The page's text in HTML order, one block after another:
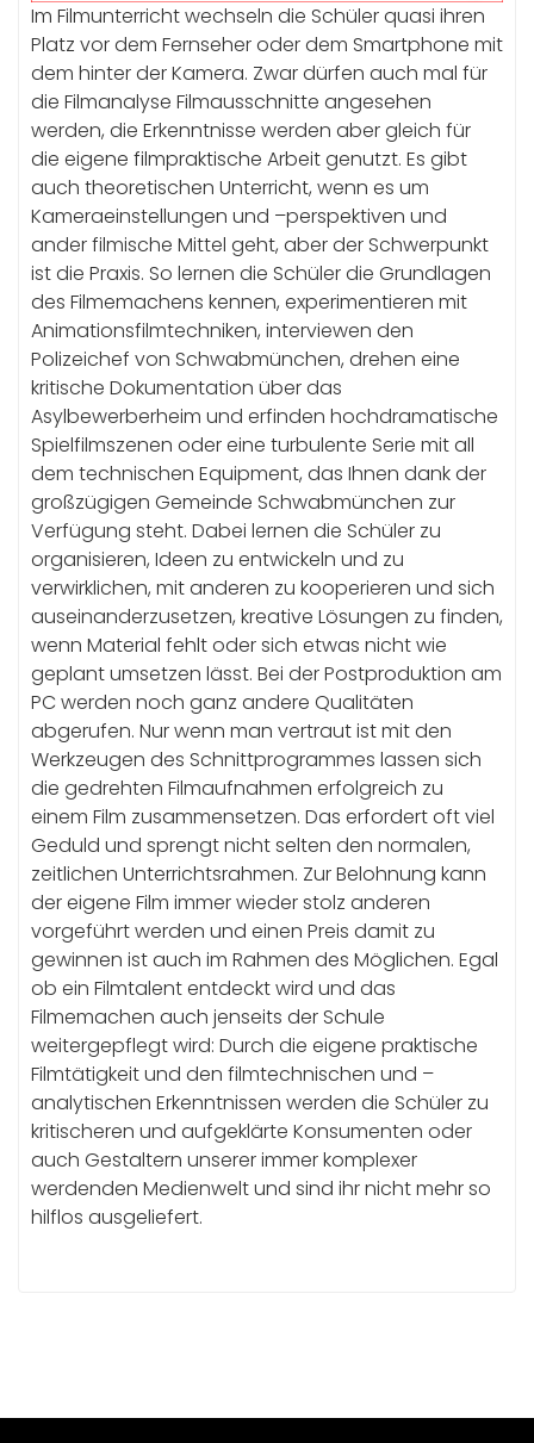
Im Filmunterricht wechseln die Schüler quasi ihren
Platz vor dem Fernseher oder dem Smartphone mit
dem hinter der Kamera. Zwar dürfen auch mal für
die Filmanalyse Filmausschnitte angesehen
werden, die Erkenntnisse werden aber gleich für
die eigene filmpraktische Arbeit genutzt. Es gibt
auch theoretischen Unterricht, wenn es um
Kameraeinstellungen und –perspektiven und
ander filmische Mittel geht, aber der Schwerpunkt
ist die Praxis. So lernen die Schüler die Grundlagen
des Filmemachens kennen, experimentieren mit
Animationsfilmtechniken, interviewen den
Polizeichef von Schwabmünchen, drehen eine
kritische Dokumentation über das
Asylbewerberheim und erfinden hochdramatische
Spielfilmszenen oder eine turbulente Serie mit all
dem technischen Equipment, das Ihnen dank der
großzügigen Gemeinde Schwabmünchen zur
Verfügung steht. Dabei lernen die Schüler zu
organisieren, Ideen zu entwickeln und zu
verwirklichen, mit anderen zu kooperieren und sich
auseinanderzusetzen, kreative Lösungen zu finden,
wenn Material fehlt oder sich etwas nicht wie
geplant umsetzen lässt. Bei der Postproduktion am
PC werden noch ganz andere Qualitäten
abgerufen. Nur wenn man vertraut ist mit den
Werkzeugen des Schnittprogrammes lassen sich
die gedrehten Filmaufnahmen erfolgreich zu
einem Film zusammensetzen. Das erfordert oft viel
Geduld und sprengt nicht selten den normalen,
zeitlichen Unterrichtsrahmen. Zur Belohnung kann
der eigene Film immer wieder stolz anderen
vorgeführt werden und einen Preis damit zu
gewinnen ist auch im Rahmen des Möglichen. Egal
ob ein Filmtalent entdeckt wird und das
Filmemachen auch jenseits der Schule
weitergepflegt wird: Durch die eigene praktische
Filmtätigkeit und den filmtechnischen und –
analytischen Erkenntnissen werden die Schüler zu
kritischeren und aufgeklärte Konsumenten oder
auch Gestaltern unserer immer komplexer
werdenden Medienwelt und sind ihr nicht mehr so
hilflos ausgeliefert.